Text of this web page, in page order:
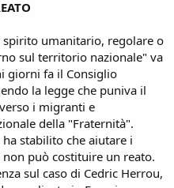
umanitario, regolare o
sul territorio nazionale" va
giorni fa il Consiglio
la legge che puniva il
i migranti e
della "Fraternità".
stabilito che aiutare i
può costituire un reato.
sul caso di Cedric Herrou,